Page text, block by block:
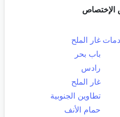
غار الملح
باب بحر
رادس
غار الملح
تطاوين الجنوبية
حمام الأنف